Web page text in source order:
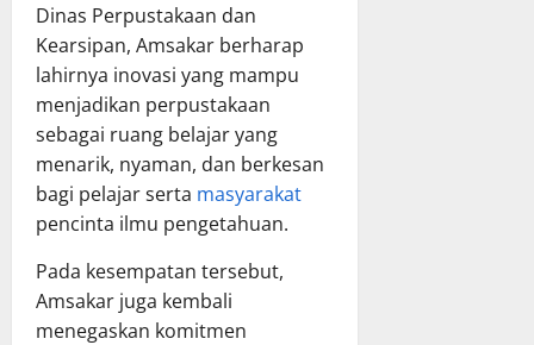
Dinas Perpustakaan dan
Kearsipan, Amsakar berharap
lahirnya inovasi yang mampu
menjadikan perpustakaan
sebagai ruang belajar yang
menarik, nyaman, dan berkesan
bagi pelajar serta masyarakat
pencinta ilmu pengetahuan.
Pada kesempatan tersebut,
Amsakar juga kembali
menegaskan komitmen